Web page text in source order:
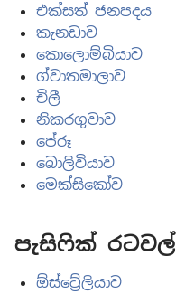
එක්සත් ජනපදය
කැනඩාව
කොලොම්බියාව
ග්වාතමාලාව
චිලී
නිකරගුවාව
පේරූ
බොලිවියාව
මෙක්සිකෝව
පැසිෆික් රටවල්
ඕස්ට්‍රේලියාව